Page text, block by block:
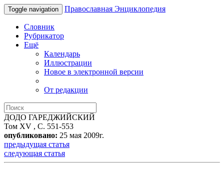
Toggle navigation Православная Энциклопедия
Словник
Рубрикатор
Ещё
Календарь
Иллюстрации
Новое в электронной версии
От редакции
ДОДО ГАРЕДЖИЙСКИЙ
Том XV , С. 551-553
опубликовано: 25 мая 2009г.
предыдущая статья
следующая статья